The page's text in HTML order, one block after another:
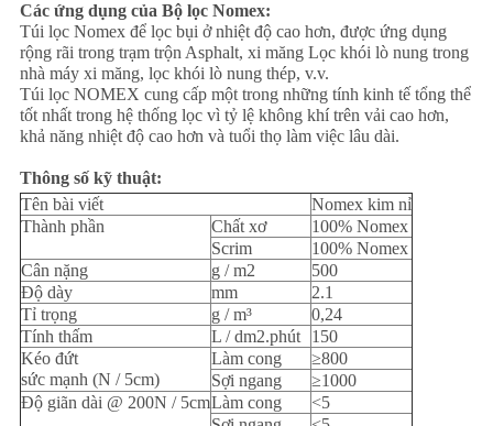
Các ứng dụng của Bộ lọc Nomex:
Túi lọc Nomex để lọc bụi ở nhiệt độ cao hơn, được ứng dụng
rộng rãi trong trạm trộn Asphalt, xi măng Lọc khói lò nung trong
nhà máy xi măng, lọc khói lò nung thép, v.v.
Túi lọc NOMEX cung cấp một trong những tính kinh tế tổng thể
tốt nhất trong hệ thống lọc vì tỷ lệ không khí trên vải cao hơn,
khả năng nhiệt độ cao hơn và tuổi thọ làm việc lâu dài.
Thông số kỹ thuật:
Tên bài viết
Nomex kim nỉ
Thành phần
Chất xơ
100% Nomex
Scrim
100% Nomex
Cân nặng
g / m2
500
Độ dày
mm
2.1
Tỉ trọng
g / m³
0,24
Tính thấm
L / dm2.phút
150
Kéo đứt
sức mạnh (N / 5cm)
Làm cong
≥800
Sợi ngang
≥1000
Độ giãn dài @ 200N / 5cmLàm cong
<5